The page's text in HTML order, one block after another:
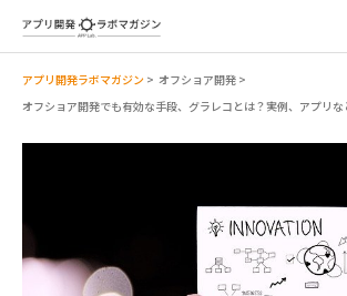
アプリ開発ラボマガジン > オフショア開発 >
オフショア開発でも有効な手段、グラレコとは？実例、アプリな